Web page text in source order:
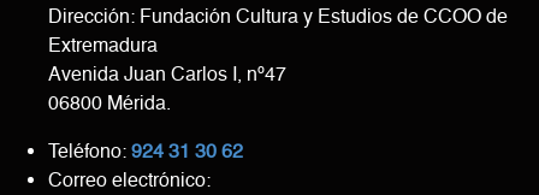
Dirección: Fundación Cultura y Estudios de CCOO de
Extremadura
Avenida Juan Carlos I, nº47
06800 Mérida.
Teléfono: 924 31 30 62
Correo electrónico: